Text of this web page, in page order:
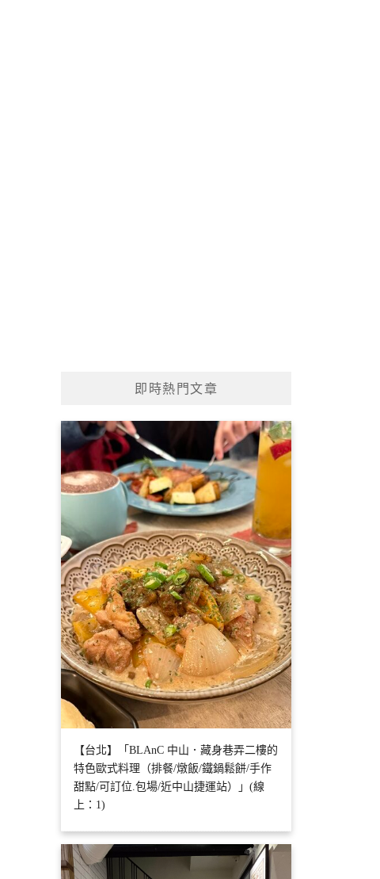
即時熱門文章
【台北】「BLAnC 中山．藏身巷弄二樓的
特色歐式料理（排餐/燉飯/鐵鍋鬆餅/手作
甜點/可訂位.包場/近中山捷運站）」(線
上：1)